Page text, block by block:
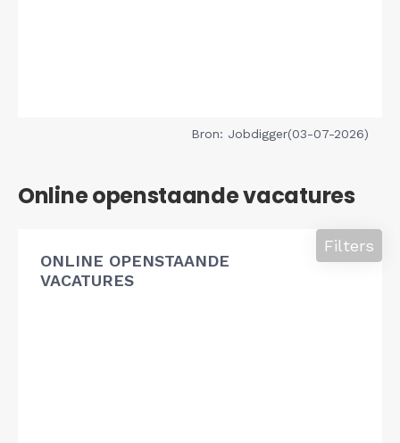
Bron: Jobdigger(03-07-2026)
Online openstaande vacatures
ONLINE OPENSTAANDE
VACATURES
Filters